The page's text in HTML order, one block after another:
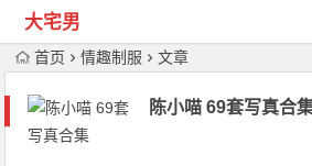
大宅男
首页 情趣制服 文章
陈小喵 69套写真合